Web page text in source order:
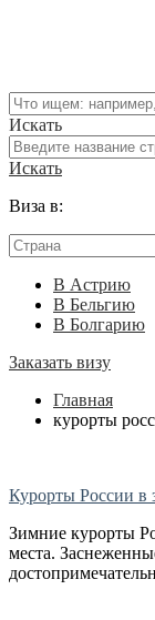
Искать
Искать
Виза в:
В Астрию
В Бельгию
В Болгарию
Заказать визу
Главная
курорты
Курорты России в
Зимние курорты
места.